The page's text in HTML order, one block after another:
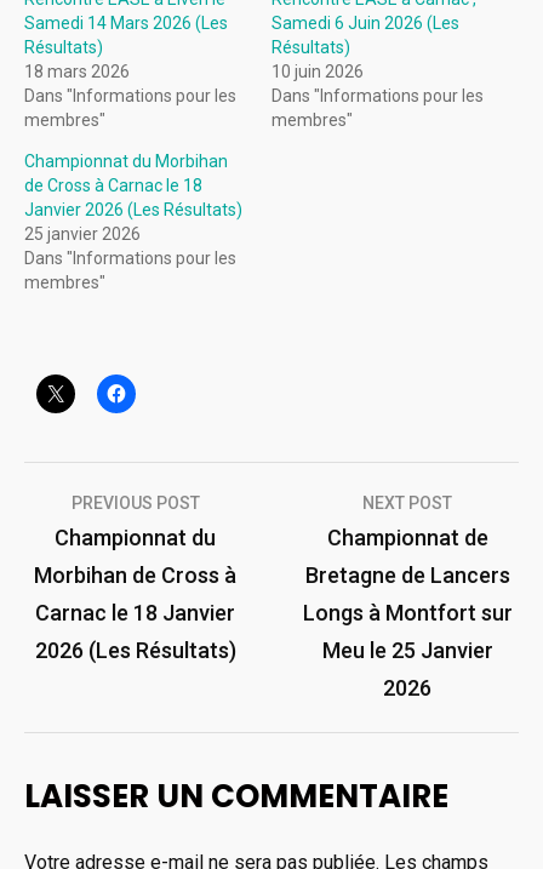
Samedi 14 Mars 2026 (Les
Résultats)
18 mars 2026
Dans "Informations pour les
membres"
Samedi 6 Juin 2026 (Les
Résultats)
10 juin 2026
Dans "Informations pour les
membres"
Championnat du Morbihan
de Cross à Carnac le 18
Janvier 2026 (Les Résultats)
25 janvier 2026
Dans "Informations pour les
membres"
Navigation
de
l’article
PREVIOUS POST
Championnat du
Morbihan de Cross à
Carnac le 18 Janvier
2026 (Les Résultats)
NEXT POST
Championnat de
Bretagne de Lancers
Longs à Montfort sur
Meu le 25 Janvier
2026
LAISSER UN COMMENTAIRE
Votre adresse e-mail ne sera pas publiée. Les champs